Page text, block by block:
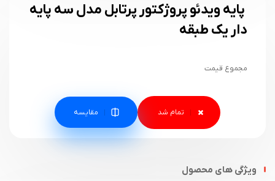
پایه ویدئو پروژکتور پرتابل مدل سه پایه
دار یک طبقه
مجموع قیمت
مقایسه
ویژگی های محصول